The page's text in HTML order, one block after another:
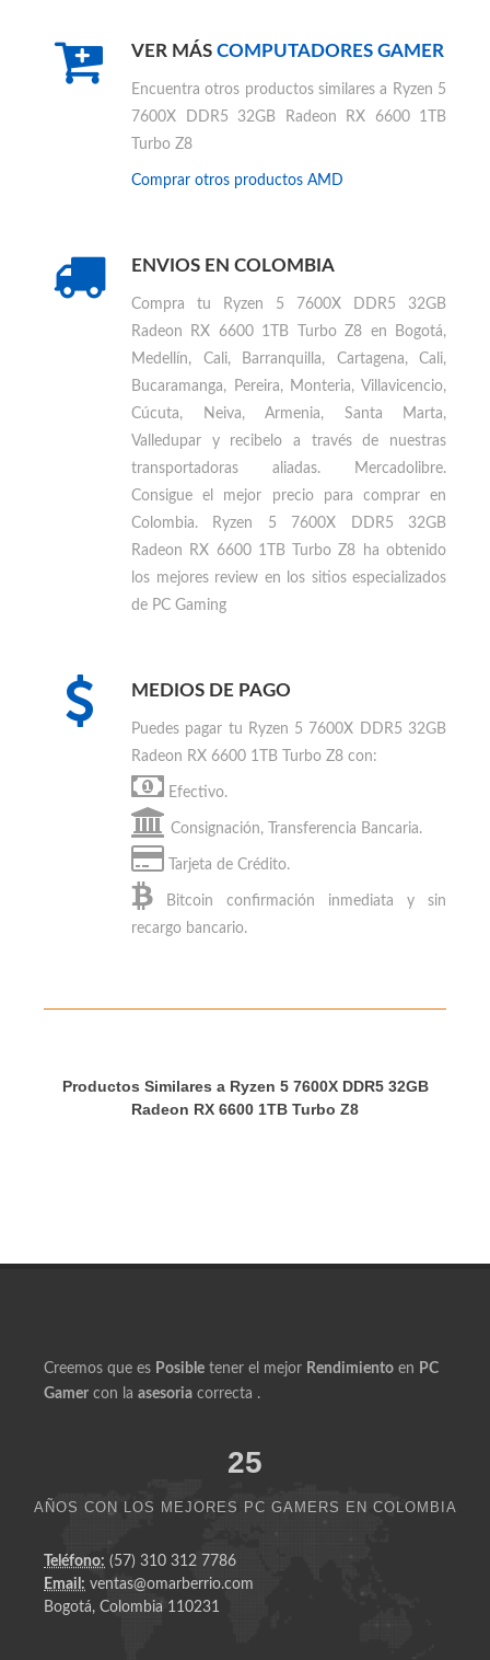
VER MÁS COMPUTADORES GAMER
Encuentra otros productos similares a Ryzen 5
7600X DDR5 32GB Radeon RX 6600 1TB
Turbo Z8
Comprar otros productos AMD
ENVIOS EN COLOMBIA
Compra tu
Ryzen 5 7600X DDR5 32GB
Radeon RX 6600 1TB Turbo Z8 en Bogotá,
Medellín, Cali, Barranquilla, Cartagena, Cali,
Bucaramanga, Pereira, Monteria, Villavicencio,
Cúcuta, Neiva, Armenia, Santa Marta,
Valledupar y recibelo a través de nuestras
transportadoras aliadas. Mercadolibre.
Consigue el mejor precio para comprar en
Colombia.
Ryzen 5 7600X DDR5 32GB
Radeon RX 6600 1TB Turbo Z8 ha obtenido
los mejores review en los sitios especializados
de PC Gaming
MEDIOS DE PAGO
Puedes pagar tu Ryzen 5 7600X DDR5 32GB
Radeon RX 6600 1TB Turbo Z8 con:
Efectivo.
Consignación, Transferencia Bancaria.
Tarjeta de Crédito.
Bitcoin confirmación inmediata y sin
recargo bancario.
Productos Similares a Ryzen 5 7600X DDR5 32GB
Radeon RX 6600 1TB Turbo Z8
Creemos que es Posible tener el mejor Rendimiento en PC
Gamer con la asesoria correcta .
25
AÑOS CON LOS MEJORES PC GAMERS EN COLOMBIA
Teléfono: (57) 310 312 7786
Email: ventas@omarberrio.com
Bogotá, Colombia 110231